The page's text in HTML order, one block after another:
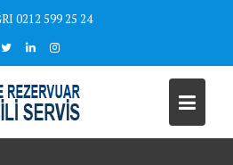
0212 599 25 24